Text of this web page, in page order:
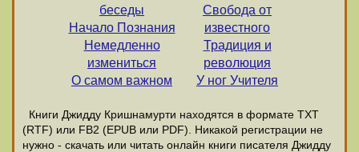
беседы
Начало Познания
Немедленно
измениться
О самом важном
Свобода от
известного
Традиция и
революция
У ног Учителя
Книги Джидду Кришнамурти находятся в формате ТХТ
(RTF) или FB2 (EPUB или PDF). Никакой регистрации не
нужно - скачать или читать онлайн книги писателя Джидду